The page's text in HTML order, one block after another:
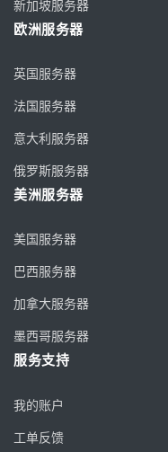
新加坡服务器
欧洲服务器
英国服务器
法国服务器
意大利服务器
俄罗斯服务器
美洲服务器
美国服务器
巴西服务器
加拿大服务器
墨西哥服务器
服务支持
我的账户
工单反馈